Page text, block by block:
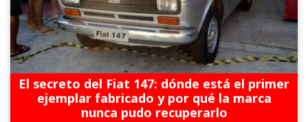
El secreto del Fiat 147: dónde está el primer
ejemplar fabricado y por qué la marca
nunca pudo recuperarlo